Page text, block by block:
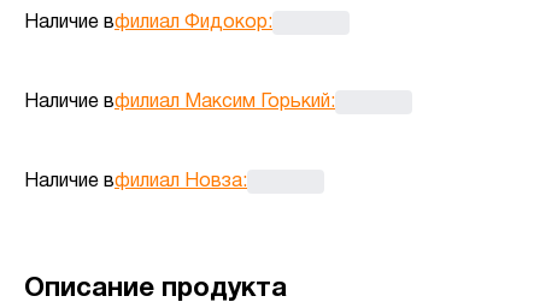
Наличие вфилиал Фидокор:
Наличие вфилиал Максим Горький:
Наличие вфилиал Новза:
Описание продукта